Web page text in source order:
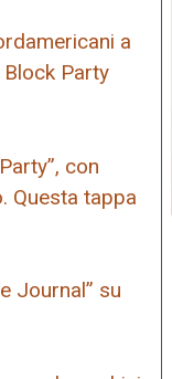
a
Party
con
Questa tappa
Journal” su